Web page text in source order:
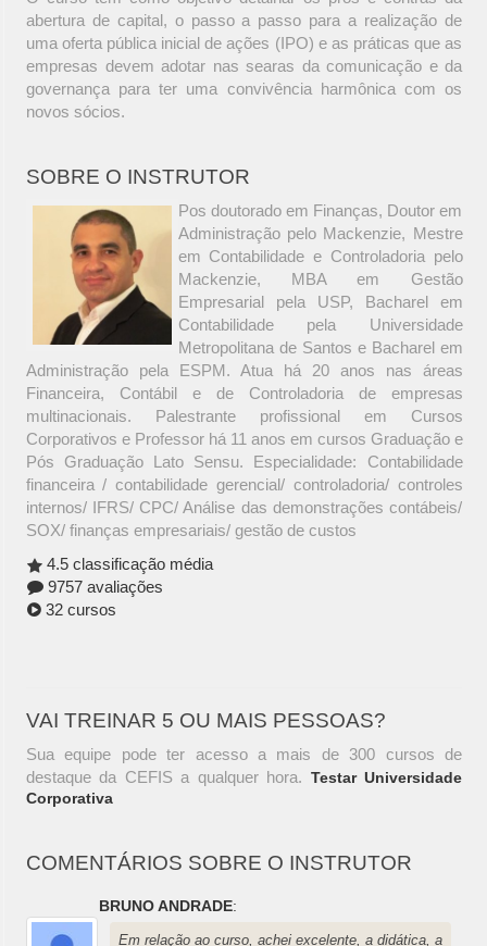
abertura de capital, o passo a passo para a realização de
uma oferta pública inicial de ações (IPO) e as práticas que as
empresas devem adotar nas searas da comunicação e da
governança para ter uma convivência harmônica com os
novos sócios.
SOBRE O INSTRUTOR
Pos doutorado em Finanças, Doutor em
Administração pelo Mackenzie, Mestre
em Contabilidade e Controladoria pelo
Mackenzie, MBA em Gestão
Empresarial pela USP, Bacharel em
Contabilidade pela Universidade
Metropolitana de Santos e Bacharel em
Administração pela ESPM. Atua há 20 anos nas áreas
Financeira, Contábil e de Controladoria de empresas
multinacionais. Palestrante profissional em Cursos
Corporativos e Professor há 11 anos em cursos Graduação e
Pós Graduação Lato Sensu. Especialidade: Contabilidade
financeira / contabilidade gerencial/ controladoria/ controles
internos/ IFRS/ CPC/ Análise das demonstrações contábeis/
SOX/ finanças empresariais/ gestão de custos
4.5 classificação média
9757 avaliações
32 cursos
VAI TREINAR 5 OU MAIS PESSOAS?
Sua equipe pode ter acesso a mais de 300 cursos de
destaque da CEFIS a qualquer hora. Testar Universidade
Corporativa
COMENTÁRIOS SOBRE O INSTRUTOR
BRUNO ANDRADE:
Em relação ao curso, achei excelente, a didática, a